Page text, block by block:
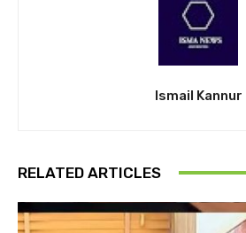
Ismail Kannur
RELATED ARTICLES